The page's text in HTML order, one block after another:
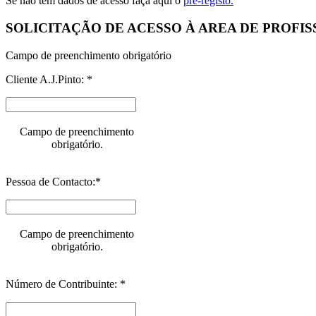
SOLICITAÇÃO DE ACESSO À AREA DE
Campo de preenchimento obrigatório
Cliente A.J.Pinto: *
Campo de preenchimento
obrigatório.
Pessoa de Contacto:*
Campo de preenchimento
obrigatório.
Número de Contribuinte: *